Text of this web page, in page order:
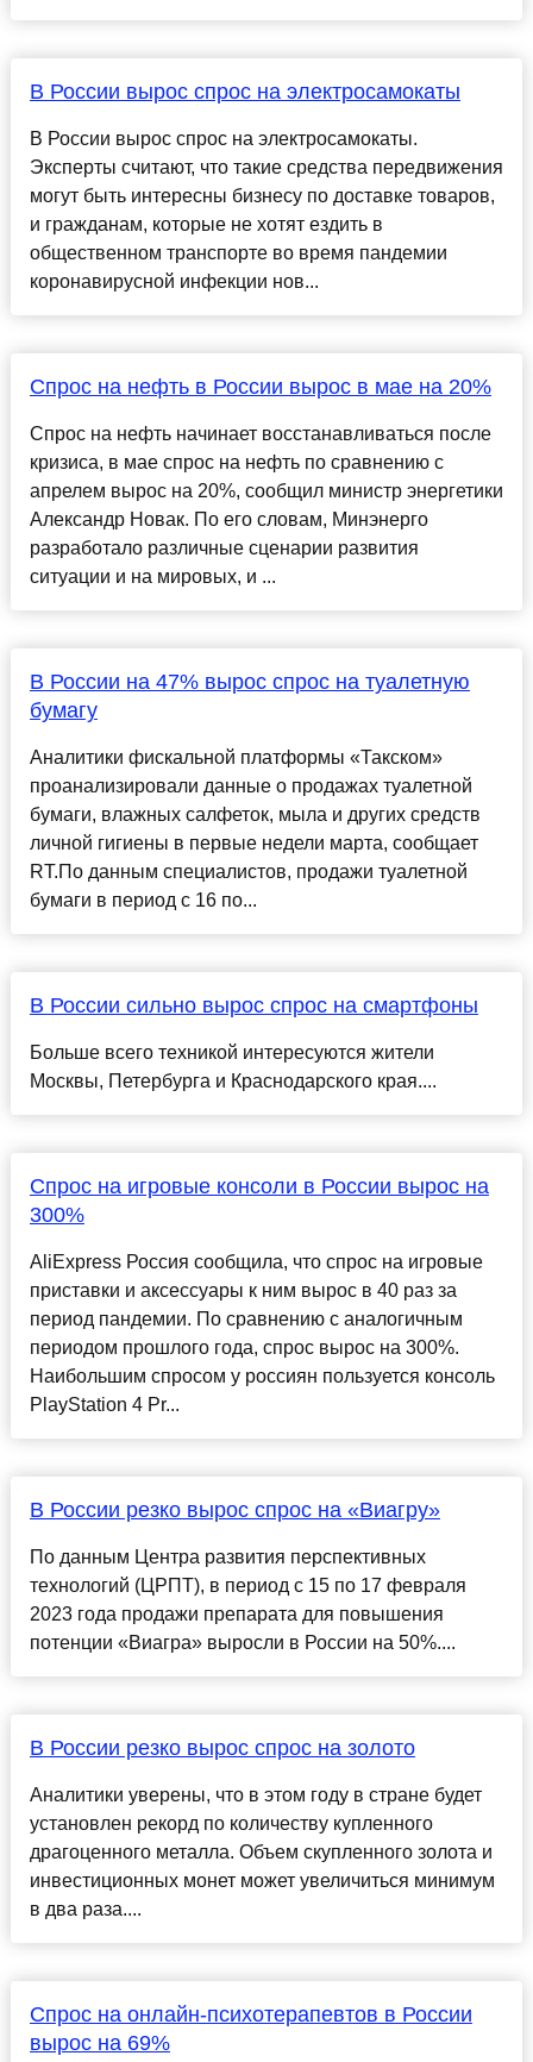
В России вырос спрос на электросамокаты
В России вырос спрос на электросамокаты.
Эксперты считают, что такие средства передвижения
могут быть интересны бизнесу по доставке товаров,
и гражданам, которые не хотят ездить в
общественном транспорте во время пандемии
коронавирусной инфекции нов...
Спрос на нефть в России вырос в мае на 20%
Спрос на нефть начинает восстанавливаться после
кризиса, в мае спрос на нефть по сравнению с
апрелем вырос на 20%, сообщил министр энергетики
Александр Новак. По его словам, Минэнерго
разработало различные сценарии развития
ситуации и на мировых, и ...
В России на 47% вырос спрос на туалетную
бумагу
Аналитики фискальной платформы «Такском»
проанализировали данные о продажах туалетной
бумаги, влажных салфеток, мыла и других средств
личной гигиены в первые недели марта, сообщает
RT.По данным специалистов, продажи туалетной
бумаги в период с 16 по...
В России сильно вырос спрос на смартфоны
Больше всего техникой интересуются жители
Москвы, Петербурга и Краснодарского края....
Спрос на игровые консоли в России вырос на
300%
AliExpress Россия сообщила, что спрос на игровые
приставки и аксессуары к ним вырос в 40 раз за
период пандемии. По сравнению с аналогичным
периодом прошлого года, спрос вырос на 300%.
Наибольшим спросом у россиян пользуется консоль
PlayStation 4 Pr...
В России резко вырос спрос на «Виагру»
По данным Центра развития перспективных
технологий (ЦРПТ), в период с 15 по 17 февраля
2023 года продажи препарата для повышения
потенции «Виагра» выросли в России на 50%....
В России резко вырос спрос на золото
Аналитики уверены, что в этом году в стране будет
установлен рекорд по количеству купленного
драгоценного металла. Объем скупленного золота и
инвестиционных монет может увеличиться минимум
в два раза....
Спрос на онлайн-психотерапевтов в России
вырос на 69%